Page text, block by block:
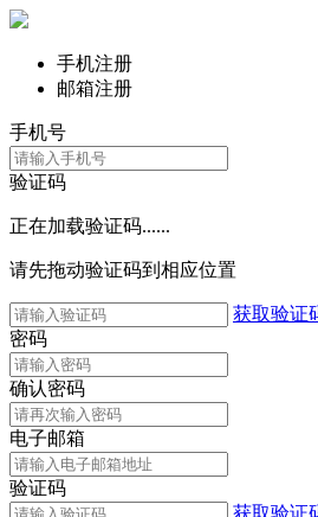
手机注册
邮箱注册
手机号
验证码
正在加载验证码......
请先拖动验证码到相应位置
获取验证
密码
确认密码
电子邮箱
验证码
获取验证